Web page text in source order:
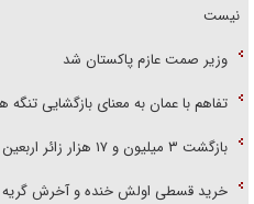
نیست
وزیر صمت عازم پاکستان شد
تفاهم با عمان به معنای بازگشایی
بازگشت ۳ میلیون و ۱۷ هزار زائر اربعین به کشور
خرید قسطی اولش خنده و آخرش